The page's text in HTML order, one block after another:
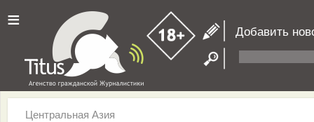
≡ Добавить
Центральная Азия